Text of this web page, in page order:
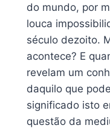
do mundo, por
louca
século dezoito.
acontece? E
revelam um
daquilo que
significado isto
questão da